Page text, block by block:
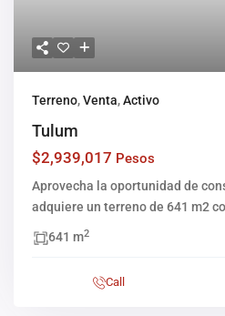
Terreno,Venta,Activo
Tulum
$2,939,017 Pesos
Aprovecha la oportunidad de
adquiere un terreno de 641 m2 co
641 m2
Call